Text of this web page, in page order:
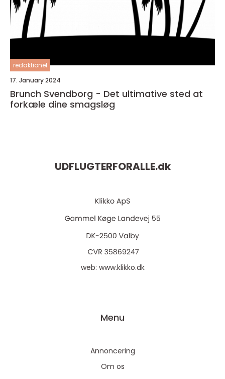
redaktionel
17. January 2024
Brunch Svendborg - Det ultimative sted at
forkæle dine smagsløg
UDFLUGTERFORALLE.dk
web: www.klikko.dk
Menu
Annoncering
Om os